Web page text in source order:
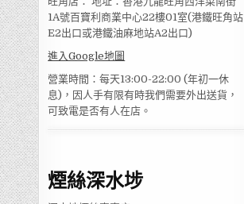
1A號百寶利商業中心22樓01室(港鐵旺角站
E2出口或港鐵油麻地站A2出口)
進入Google地圖
營業時間：每天13:00-22:00 (年初一休
息)，因人手有限有時我們需要外出送貨，
可致電是否有人在店。
煙絲深水埗